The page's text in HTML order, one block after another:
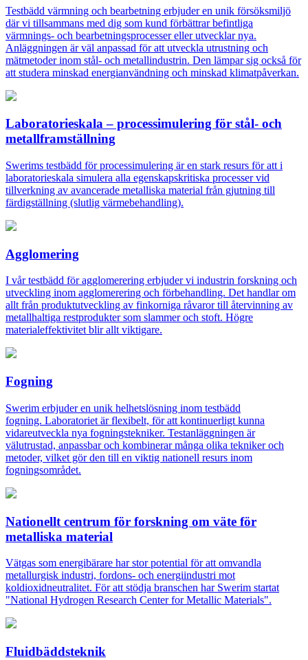
Testbädd värmning och bearbetning erbjuder en unik försöksmiljö
där vi tillsammans med dig som kund förbättrar befintliga
värmnings- och bearbetningsprocesser eller utvecklar nya.
Anläggningen är väl anpassad för att utveckla utrustning och
mätmetoder inom stål- och metallindustrin. Den lämpar sig också för
att studera minskad energianvändning och minskad klimatpåverkan.
Laboratorieskala – processimulering för stål- och
metallframställning
Swerims testbädd för processimulering är en stark resurs för att i
laboratorieskala simulera alla egenskapskritiska processer vid
tillverkning av avancerade metalliska material från gjutning till
färdigställning (slutlig värmebehandling).
Agglomering
I vår testbädd för agglomerering erbjuder vi industrin forskning och
utveckling inom agglomerering och förbehandling. Det handlar om
allt från produktutveckling av finkorniga råvaror till återvinning av
metallhaltiga restprodukter som slammer och stoft. Högre
materialeffektivitet blir allt viktigare.
Fogning
Swerim erbjuder en unik helhetslösning inom testbädd
fogning. Laboratoriet är flexibelt, för att kontinuerligt kunna
vidareutveckla nya fogningstekniker. Testanläggningen är
välutrustad, anpassbar och kombinerar många olika tekniker och
metoder, vilket gör den till en viktig nationell resurs inom
fogningsområdet.
Nationellt centrum för forskning om väte för
metalliska material
Vätgas som energibärare har stor potential för att omvandla
metallurgisk industri, fordons- och energiindustri mot
koldioxidneutralitet. För att stödja branschen har Swerim startat
"National Hydrogen Research Center for Metallic Materials".
Fluidbäddsteknik